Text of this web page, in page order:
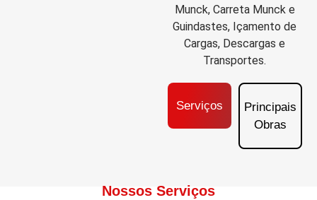
Munck, Carreta Munck e
Guindastes, Içamento de
Cargas, Descargas e
Transportes.
Serviços
Principais
Obras
Nossos Serviços